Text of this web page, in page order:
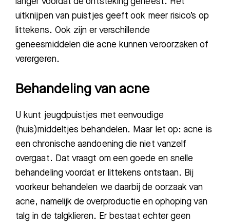
Zoeken
Meest gezocht:
Bezoektijden
Afspraak maken
uitknijpen van puistjes geeft ook meer risico’s op
littekens. Ook zijn er verschillende
geneesmiddelen die acne kunnen veroorzaken of
verergeren.
Behandeling van acne
U kunt jeugdpuistjes met eenvoudige
(huis)middeltjes behandelen. Maar let op: acne is
een chronische aandoening die niet vanzelf
overgaat. Dat vraagt om een goede en snelle
behandeling voordat er littekens ontstaan. Bij
voorkeur behandelen we daarbij de oorzaak van
acne, namelijk de overproductie en ophoping van
talg in de talgklieren. Er bestaat echter geen